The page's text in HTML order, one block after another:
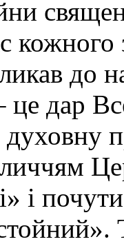
до
дар
і